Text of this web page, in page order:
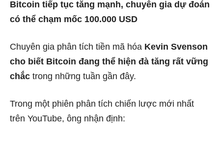
Bitcoin tiếp tục tăng mạnh, chuyên gia dự đoán
có thể chạm mốc 100.000 USD
Chuyên gia phân tích tiền mã hóa Kevin Svenson
cho biết Bitcoin đang thể hiện đà tăng rất vững
chắc trong những tuần gần đây.
Trong một phiên phân tích chiến lược mới nhất
trên YouTube, ông nhận định: